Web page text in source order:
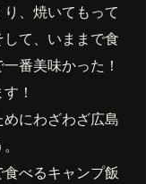
、焼いてもって
て、いままで食
番美味かった！
！
にわざわざ広島
べるキャンプ飯